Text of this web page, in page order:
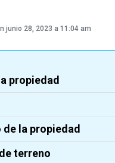
junio 28, 2023 a 11:04 am
propiedad
de la propiedad
terreno